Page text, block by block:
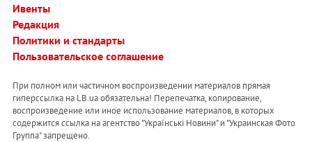
Ивенты
Редакция
Политики и стандарты
Пользовательское соглашение
При полном или частичном воспроизведении материалов прямая
гиперссылка на LB.ua обязательна! Перепечатка, копирование,
воспроизведение или иное использование материалов, в которых
содержится ссылка на агентство "Українськi Новини" и "Украинская Фото
Группа" запрещено.